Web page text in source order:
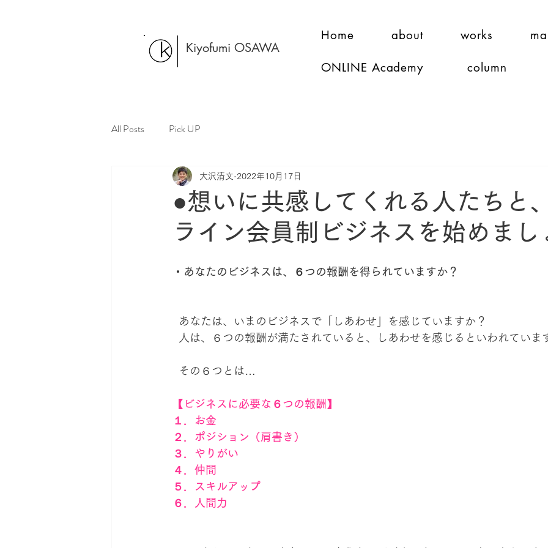
Kiyofumi OSAWA
Home about works
ONLINE Academy column
All Posts Pick UP
●想いに共感してくれる人たちと
ライン会員制ビジネスを始めまし
大沢清文 2022年10月17日
・あなたのビジネスは、６つの報酬を得られていますか？
  あなたは、いまのビジネスで「しあわせ」を感じていますか？
人は、６つの報酬が満たされていると、しあわせを感じるといわれていま
  その６つとは…
【ビジネスに必要な６つの報酬】
１．お金
２．ポジション（肩書き）
３．やりがい
４．仲間
５．スキルアップ
６．人間力